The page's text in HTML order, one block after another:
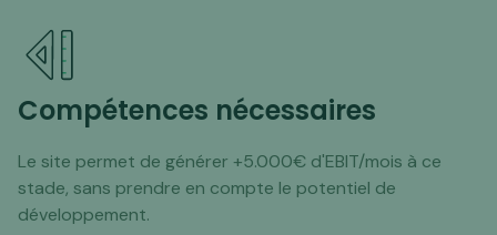
Compétences nécessaires
Le site permet de générer +5.000€ d'EBIT/mois à ce
stade, sans prendre en compte le potentiel de
développement.